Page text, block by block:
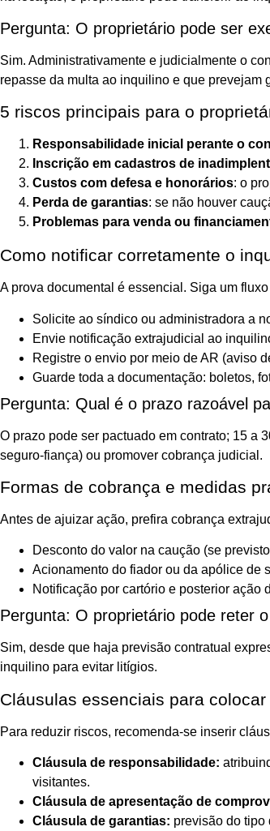
Pergunta: O proprietário pode ser
Sim. Administrativamente e judicialmente o
repasse da multa ao inquilino e que prevejam
5 riscos principais para o
Responsabilidade inicial perante o
Inscrição em cadastros de
Custos com defesa e honorários: o
Perda de garantias: se não houver
Problemas para venda ou
Como notificar corretamente o
A prova documental é essencial. Siga um
Solicite ao síndico ou administradora a
Envie notificação extrajudicial ao
Registre o envio por meio de AR (aviso
Guarde toda a documentação: boletos,
Pergunta: Qual é o prazo razoável
O prazo pode ser pactuado em contrato; 15 a
seguro-fiança) ou promover cobrança judicial.
Formas de cobrança e medidas
Antes de ajuizar ação, prefira cobrança
Desconto do valor na caução (se
Acionamento do fiador ou da apólice de
Notificação por cartório e posterior
Pergunta: O proprietário pode reter
Sim, desde que haja previsão contratual
inquilino para evitar litígios.
Cláusulas essenciais para
Para reduzir riscos, recomenda-se inserir
Cláusula de responsabilidade:
visitantes.
Cláusula de apresentação de
Cláusula de garantias: previsão do tipo